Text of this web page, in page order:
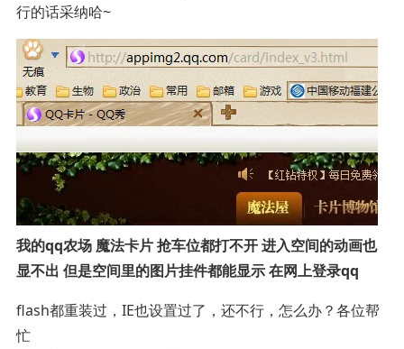
行的话采纳哈~
我的qq农场 魔法卡片 抢车位都打不开 进入空间的动画也
显不出 但是空间里的图片挂件都能显示 在网上登录qq
flash都重装过，IE也设置过了，还不行，怎么办？各位帮
忙